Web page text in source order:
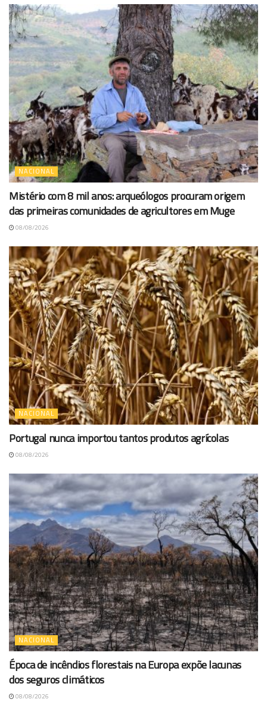
NACIONAL
Mistério com 8 mil anos: arqueólogos procuram origem
das primeiras comunidades de agricultores em Muge
08/08/2026
NACIONAL
Portugal nunca importou tantos produtos agrícolas
08/08/2026
NACIONAL
Época de incêndios florestais na Europa expõe lacunas
dos seguros climáticos
08/08/2026